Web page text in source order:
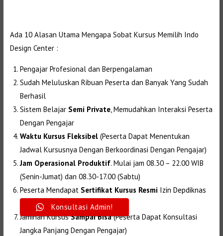
Ada 10 Alasan Utama Mengapa Sobat Kursus Memilih Indo
Design Center :
Pengajar Profesional dan Berpengalaman
Sudah Meluluskan Ribuan Peserta dan Banyak Yang Sudah
Berhasil
Sistem Belajar Semi Private, Memudahkan Interaksi Peserta
Dengan Pengajar
Waktu Kursus Fleksibel(Peserta Dapat Menentukan
Jadwal Kursusnya Dengan Berkoordinasi Dengan Pengajar)
Jam Operasional Produktif.Mulai jam 08.30 – 22.00 WIB
(Senin-Jumat) dan 08.30-17.00 (Sabtu)
Peserta Mendapat Sertifikat Kursus Resmi Izin Depdiknas
Setelah Menyelesaikan Kursus
Jaminan KursusSampai Bisa(Peserta Dapat Konsultasi
Jangka Panjang Dengan Pengajar)
Konsultasi Admin!